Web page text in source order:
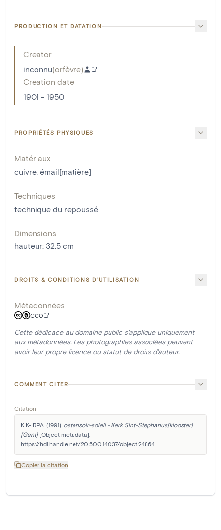
PRODUCTION ET DATATION
Creator
inconnu(orfèvre)
Creation date
1901 - 1950
PROPRIÉTÉS PHYSIQUES
Matériaux
cuivre, émail[matière]
Techniques
technique du repoussé
Dimensions
hauteur: 32.5 cm
DROITS & CONDITIONS D'UTILISATION
Métadonnées
CC0
Cette dédicace au domaine public s'applique uniquement
aux métadonnées. Les photographies associées peuvent
avoir leur propre licence ou statut de droits d'auteur.
COMMENT CITER
Citation
KIK-IRPA. (1991). ostensoir-soleil - Kerk Sint-Stephanus[klooster]
[Gent] [Object metadata].
https://hdl.handle.net/20.500.14037/object.24864
Copier la citation